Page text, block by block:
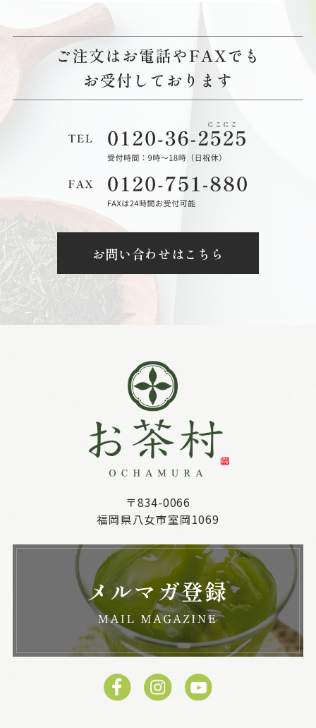
お問い合わせはこちら
〒834-0066
福岡県八女市室岡1069